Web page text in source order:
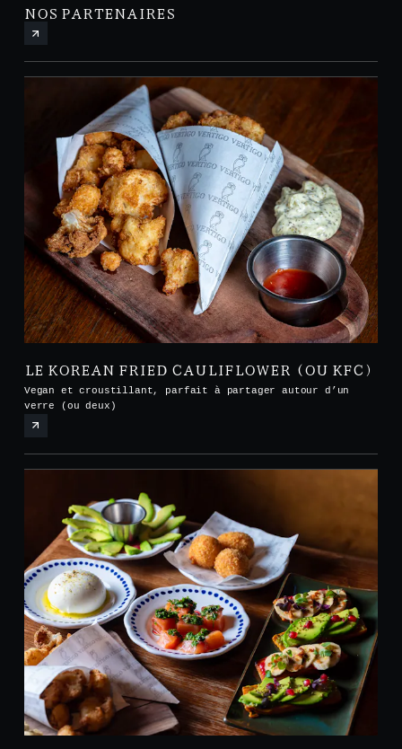
NOS PARTENAIRES
LE KOREAN FRIED CAULIFLOWER (OU KFC)
Vegan et croustillant, parfait à partager autour d’un
verre (ou deux)